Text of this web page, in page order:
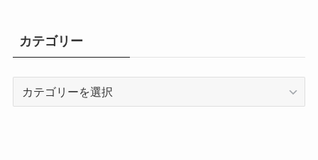
カテゴリー